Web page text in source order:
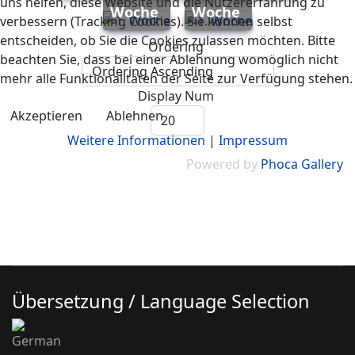
Woche
Woche
Ordering
Display Num
Powered by Phoca Gallery
Übersetzung / Language Selection
verbessern (Tracking Cookies). Sie können selbst
entscheiden, ob Sie die Cookies zulassen möchten. Bitte
beachten Sie, dass bei einer Ablehnung womöglich nicht
mehr alle Funktionalitäten der Seite zur Verfügung stehen.
Akzeptieren
Ablehnen
Weitere Informationen | Impressum